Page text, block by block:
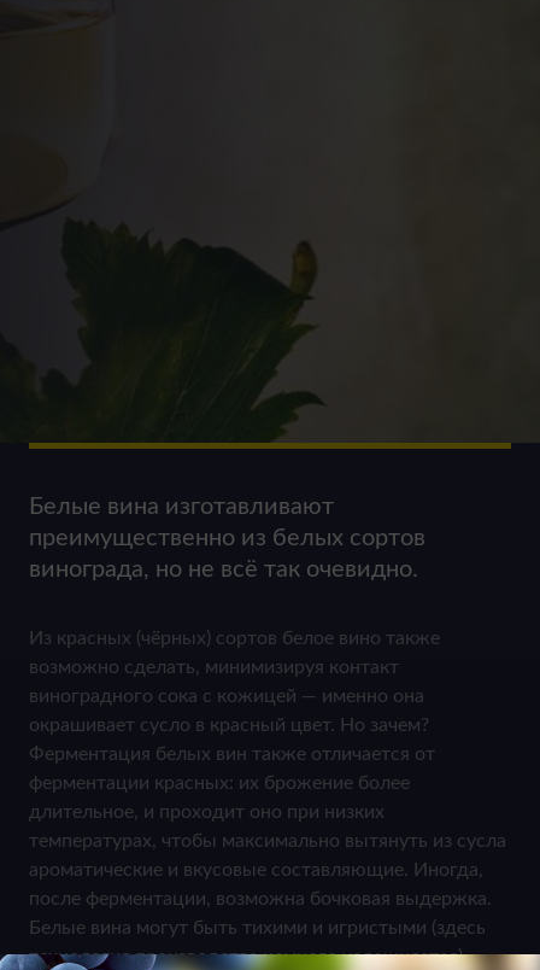
Белые вина изготавливают
преимущественно из белых сортов
винограда, но не всё так очевидно.
Из красных (чёрных) сортов белое вино также
возможно сделать, минимизируя контакт
виноградного сока с кожицей — именно она
окрашивает сусло в красный цвет. Но зачем?
Ферментация белых вин также отличается от
ферментации красных: их брожение более
длительное, и проходит оно при низких
температурах, чтобы максимально вытянуть из сусла
ароматические и вкусовые составляющие. Иногда,
после ферментации, возможна бочковая выдержка.
Белые вина могут быть тихими и игристыми (здесь
технология производства немного усложняется),